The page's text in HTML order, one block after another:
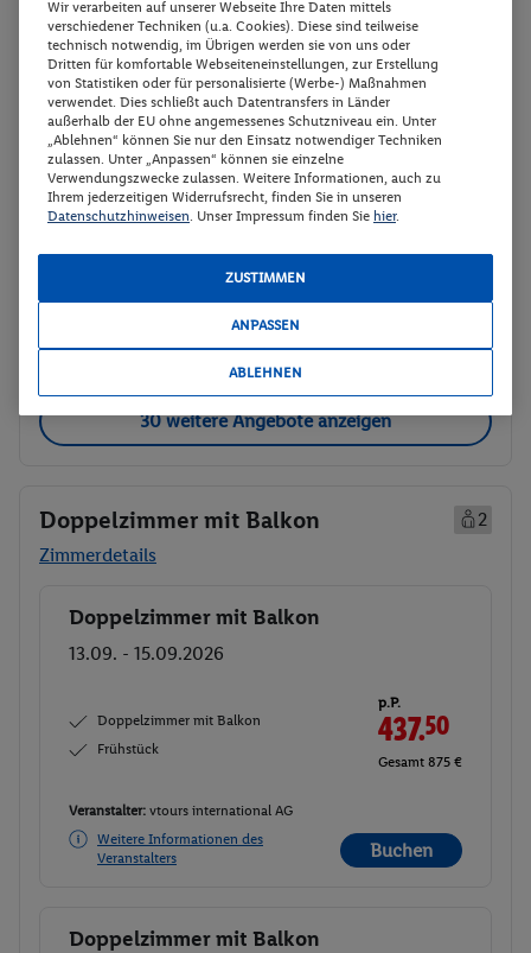
Buchen
Standard Doppelzimmer Balkon 'yacht
cabin'
14.09. - 16.09.2026
Standard Doppelzimmer Balkon 'yacht
cabin'
Frühstück
p.P.
435.-
Veranstalter:DERTOUR International
Weitere Informationen des
Veranstalters
30 weitere Angebote anzeigen
Doppelzimmer mit Balkon
2
Zimmerdetails
Buchen
Doppelzimmer mit Balkon
13.09. - 15.09.2026
Doppelzimmer mit Balkon
Frühstück
p.P.
437.50
Gesamt 875 €
Veranstalter: vtours international AG
Weitere Informationen des
Veranstalters
Buchen
Buchen
Doppelzimmer mit Balkon
Wir verarbeiten auf unserer Webseite Ihre Daten mittels
verschiedener Techniken (u.a. Cookies). Diese sind teilweise
technisch notwendig, im Übrigen werden sie von uns oder
Dritten für komfortable Webseiteneinstellungen, zur Erstellung
von Statistiken oder für personalisierte (Werbe-) Maßnahmen
verwendet. Dies schließt auch Datentransfers in Länder
außerhalb der EU ohne angemessenes Schutzniveau ein. Unter
„Ablehnen“ können Sie nur den Einsatz notwendiger Techniken
zulassen. Unter „Anpassen“ können sie einzelne
Verwendungszwecke zulassen. Weitere Informationen, auch zu
Ihrem jederzeitigen Widerrufsrecht, finden Sie in unseren
Datenschutzhinweisen. Unser Impressum finden Sie hier.
ZUSTIMMEN
ANPASSEN
ABLEHNEN